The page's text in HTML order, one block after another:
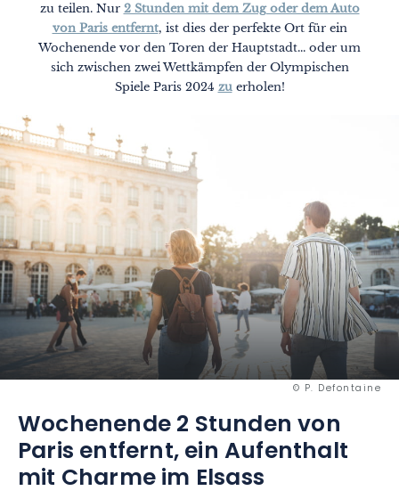
zu teilen. Nur 2 Stunden mit dem Zug oder dem Auto
von Paris entfernt, ist dies der perfekte Ort für ein
Wochenende vor den Toren der Hauptstadt... oder um
sich zwischen zwei Wettkämpfen der Olympischen
Spiele Paris 2024 zuerholen!
© P. Defontaine
Wochenende 2 Stunden von
Paris entfernt, ein Aufenthalt
mit Charme im Elsass